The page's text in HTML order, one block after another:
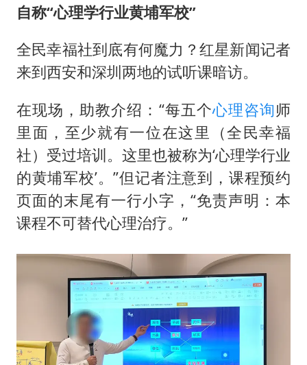
自称“心理学行业黄埔军校”
全民幸福社到底有何魔力？红星新闻记者
来到西安和深圳两地的试听课暗访。
在现场，助教介绍：“每五个心理咨询师
里面，至少就有一位在这里（全民幸福
社）受过培训。这里也被称为‘心理学行业
的黄埔军校’。”但记者注意到，课程预约
页面的末尾有一行小字，“免责声明：本
课程不可替代心理治疗。”